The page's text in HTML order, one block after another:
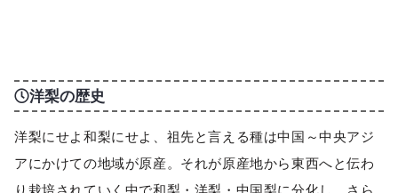
洋梨の歴史
洋梨にせよ和梨にせよ、祖先と言える種は中国～中央アジ
アにかけての地域が原産。それが原産地から東西へと伝わ